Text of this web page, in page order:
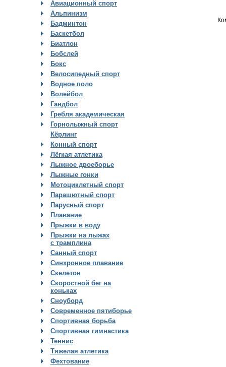
Авиационный спорт
Альпинизм
Бадминтон
Баскетбол
Биатлон
Бобслей
Бокс
Велосипедный спорт
Водное поло
Волейбол
Гандбол
Гребля академическая
Горнолыжный спорт
Кёрлинг
Конный спорт
Лёгкая атлетика
Лыжное двоеборье
Лыжные гонки
Мотоциклетный спорт
Парашютный спорт
Парусный спорт
Плавание
Прыжки в воду
Прыжки на лыжах
с трамплина
Санный спорт
Синхронное плавание
Скелетон
Скоростной бег на
коньках
Сноуборд
Современное пятиборье
Спортивная борьба
Спортивная гимнастика
Теннис
Тяжелая атлетика
Фехтование